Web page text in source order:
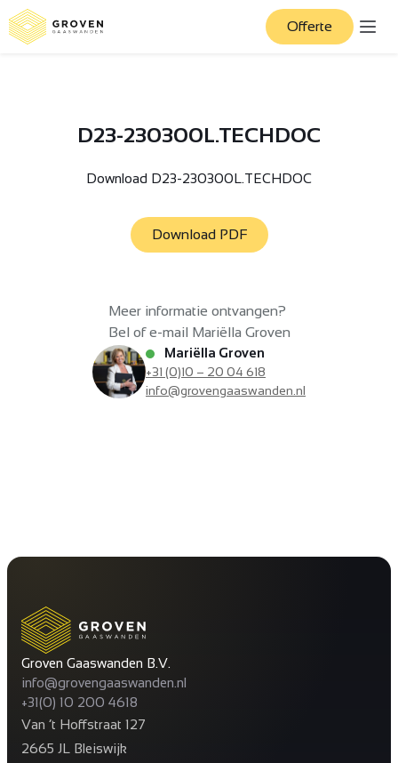
Offerte
D23-230300L.TECHDOC
Download D23-230300L.TECHDOC
Download PDF
Meer informatie ontvangen?
Bel of e-mail Mariëlla Groven
Mariëlla Groven
+31 (0)10 – 20 04 618
info@grovengaaswanden.nl
Groven Gaaswanden B.V.
info@grovengaaswanden.nl
+31(0) 10 200 4618
Van ’t Hoffstraat 127
2665 JL Bleiswijk